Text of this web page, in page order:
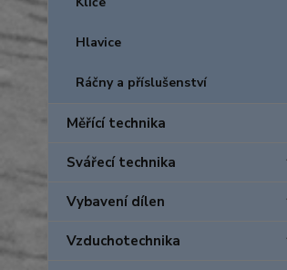
Hlavice
Ráčny a příslušenství
Měřící technika
Svářecí technika
Vybavení dílen
Vzduchotechnika